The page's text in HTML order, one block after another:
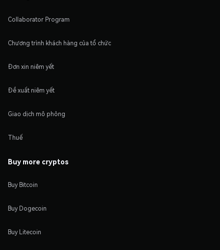
Collaborator Program
Chương trình khách hàng của tổ chức
Đơn xin niêm yết
Đề xuất niêm yết
Giao dịch mô phỏng
Thuế
Buy more cryptos
Buy Bitcoin
Buy Dogecoin
Buy Litecoin